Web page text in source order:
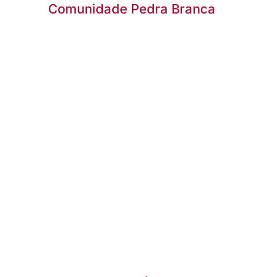
Comunidade Pedra Branca